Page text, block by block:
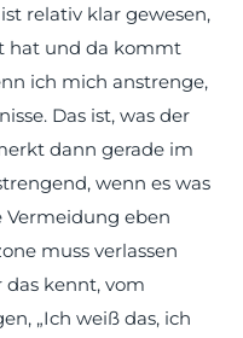
relativ klar gewesen,
hat und da kommt
ich mich anstrenge,
Das ist, was der
dann gerade im
wenn es was
Vermeidung eben
muss verlassen
kennt, vom
„Ich weiß das, ich